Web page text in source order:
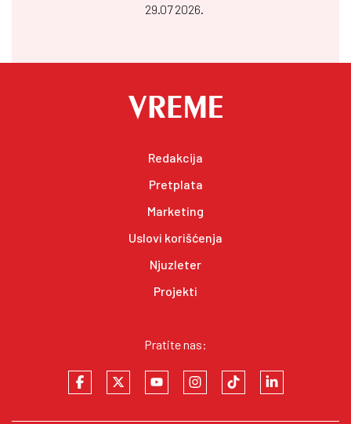
29.07 2026.
Redakcija
Pretplata
Marketing
Uslovi korišćenja
Njuzleter
Projekti
Pratite nas: